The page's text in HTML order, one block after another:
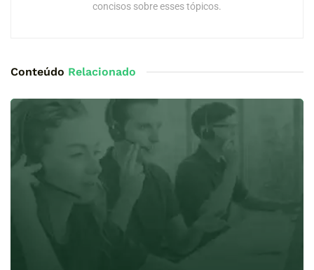
concisos sobre esses tópicos.
Conteúdo Relacionado